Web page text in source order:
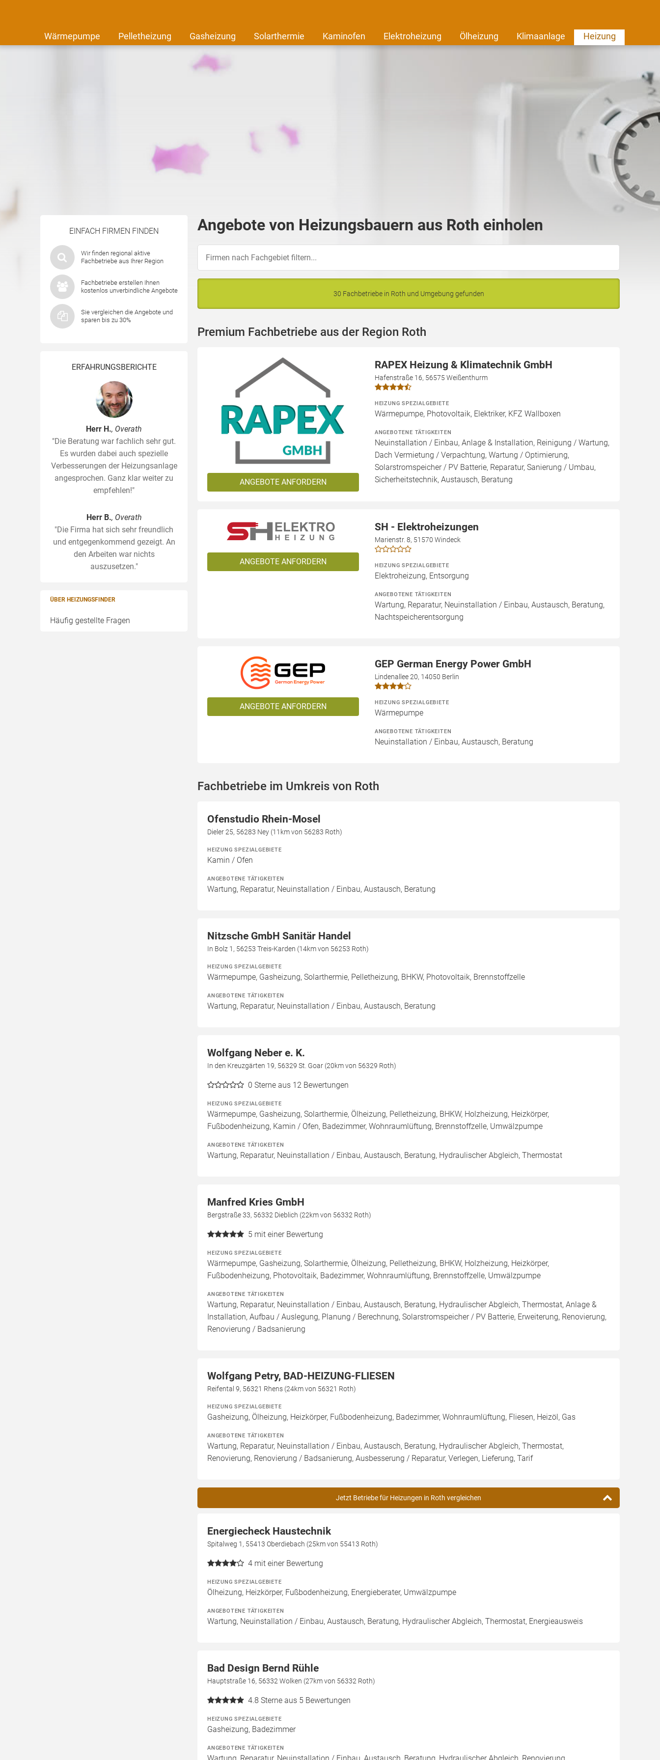
Wärmepumpe Pelletheizung Gasheizung Solarthermie Kaminofen Elektroheizung Ölheizung Klimaanlage Heizung
EINFACH FIRMEN FINDEN
Wir finden regional aktive
Fachbetriebe aus Ihrer Region
Fachbetriebe erstellen Ihnen
kostenlos unverbindliche Angebote
Sie vergleichen die Angebote und
sparen bis zu 30%
ERFAHRUNGSBERICHTE
Herr H., Overath
"Die Beratung war fachlich sehr gut.
Es wurden dabei auch spezielle
Verbesserungen der Heizungsanlage
angesprochen. Ganz klar weiter zu
empfehlen!"
Herr B., Overath
"Die Firma hat sich sehr freundlich
und entgegenkommend gezeigt. An
den Arbeiten war nichts
auszusetzen."
ÜBER HEIZUNGSFINDER
Häufig gestellte Fragen
Angebote von Heizungsbauern aus Roth einholen
30 Fachbetriebe in Roth und Umgebung gefunden
Premium Fachbetriebe aus der Region Roth
ANGEBOTE ANFORDERN
RAPEX Heizung & Klimatechnik GmbH
Hafenstraße 16, 56575 Weißenthurm
HEIZUNG SPEZIALGEBIETE
Wärmepumpe, Photovoltaik, Elektriker, KFZ Wallboxen
ANGEBOTENE TÄTIGKEITEN
Neuinstallation / Einbau, Anlage & Installation, Reinigung / Wartung,
Dach Vermietung / Verpachtung, Wartung / Optimierung,
Solarstromspeicher / PV Batterie, Reparatur, Sanierung / Umbau,
Sicherheitstechnik, Austausch, Beratung
ANGEBOTE ANFORDERN
SH - Elektroheizungen
Marienstr. 8, 51570 Windeck
HEIZUNG SPEZIALGEBIETE
Elektroheizung, Entsorgung
ANGEBOTENE TÄTIGKEITEN
Wartung, Reparatur, Neuinstallation / Einbau, Austausch, Beratung,
Nachtspeicherentsorgung
ANGEBOTE ANFORDERN
GEP German Energy Power GmbH
Lindenallee 20, 14050 Berlin
HEIZUNG SPEZIALGEBIETE
Wärmepumpe
ANGEBOTENE TÄTIGKEITEN
Neuinstallation / Einbau, Austausch, Beratung
Fachbetriebe im Umkreis von Roth
Ofenstudio Rhein-Mosel
Dieler 25, 56283 Ney (11km von 56283 Roth)
HEIZUNG SPEZIALGEBIETE
Kamin / Ofen
ANGEBOTENE TÄTIGKEITEN
Wartung, Reparatur, Neuinstallation / Einbau, Austausch, Beratung
Nitzsche GmbH Sanitär Handel
In Bolz 1, 56253 Treis-Karden (14km von 56253 Roth)
HEIZUNG SPEZIALGEBIETE
Wärmepumpe, Gasheizung, Solarthermie, Pelletheizung, BHKW, Photovoltaik, Brennstoffzelle
ANGEBOTENE TÄTIGKEITEN
Wartung, Reparatur, Neuinstallation / Einbau, Austausch, Beratung
Wolfgang Neber e. K.
In den Kreuzgärten 19, 56329 St. Goar (20km von 56329 Roth)
0 Sterne aus 12 Bewertungen
HEIZUNG SPEZIALGEBIETE
Wärmepumpe, Gasheizung, Solarthermie, Ölheizung, Pelletheizung, BHKW, Holzheizung, Heizkörper,
Fußbodenheizung, Kamin / Ofen, Badezimmer, Wohnraumlüftung, Brennstoffzelle, Umwälzpumpe
ANGEBOTENE TÄTIGKEITEN
Wartung, Reparatur, Neuinstallation / Einbau, Austausch, Beratung, Hydraulischer Abgleich, Thermostat
Manfred Kries GmbH
Bergstraße 33, 56332 Dieblich (22km von 56332 Roth)
5 mit einer Bewertung
HEIZUNG SPEZIALGEBIETE
Wärmepumpe, Gasheizung, Solarthermie, Ölheizung, Pelletheizung, BHKW, Holzheizung, Heizkörper,
Fußbodenheizung, Photovoltaik, Badezimmer, Wohnraumlüftung, Brennstoffzelle, Umwälzpumpe
ANGEBOTENE TÄTIGKEITEN
Wartung, Reparatur, Neuinstallation / Einbau, Austausch, Beratung, Hydraulischer Abgleich, Thermostat, Anlage &
Installation, Aufbau / Auslegung, Planung / Berechnung, Solarstromspeicher / PV Batterie, Erweiterung, Renovierung,
Renovierung / Badsanierung
Wolfgang Petry, BAD-HEIZUNG-FLIESEN
Reifental 9, 56321 Rhens (24km von 56321 Roth)
HEIZUNG SPEZIALGEBIETE
Gasheizung, Ölheizung, Heizkörper, Fußbodenheizung, Badezimmer, Wohnraumlüftung, Fliesen, Heizöl, Gas
ANGEBOTENE TÄTIGKEITEN
Wartung, Reparatur, Neuinstallation / Einbau, Austausch, Beratung, Hydraulischer Abgleich, Thermostat,
Renovierung, Renovierung / Badsanierung, Ausbesserung / Reparatur, Verlegen, Lieferung, Tarif
Jetzt Betriebe für Heizungen in Roth vergleichen
Energiecheck Haustechnik
Spitalweg 1, 55413 Oberdiebach (25km von 55413 Roth)
4 mit einer Bewertung
HEIZUNG SPEZIALGEBIETE
Ölheizung, Heizkörper, Fußbodenheizung, Energieberater, Umwälzpumpe
ANGEBOTENE TÄTIGKEITEN
Wartung, Neuinstallation / Einbau, Austausch, Beratung, Hydraulischer Abgleich, Thermostat, Energieausweis
Bad Design Bernd Rühle
Hauptstraße 16, 56332 Wolken (27km von 56332 Roth)
4.8 Sterne aus 5 Bewertungen
HEIZUNG SPEZIALGEBIETE
Gasheizung, Badezimmer
ANGEBOTENE TÄTIGKEITEN